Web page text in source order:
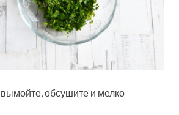
обсушите и мелко